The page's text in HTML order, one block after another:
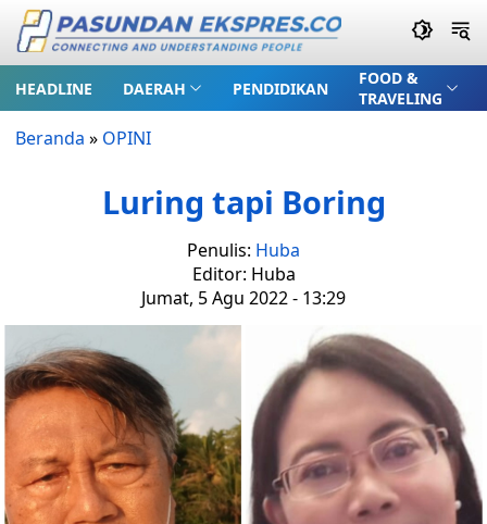
HEADLINE DAERAH PENDIDIKAN
FOOD &
TRAVELING
Beranda » OPINI
Luring tapi Boring
Penulis: Huba
Editor: Huba
Jumat, 5 Agu 2022 - 13:29